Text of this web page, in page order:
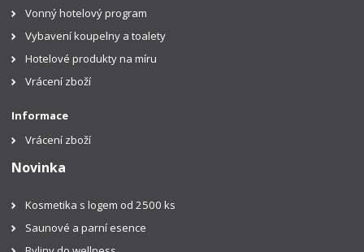
Vonný hotelový program
Vybavení koupelny a toalety
Hotelové produkty na míru
Vrácení zboží
Informace
Vrácení zboží
Novinka
Kosmetika s logem od 2500 ks
Saunové a parní esence